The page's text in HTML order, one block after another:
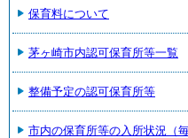
保育料について
茅ヶ崎市内認可保育所等一覧
整備予定の認可保育所等
市内の保育所等の入所状況（